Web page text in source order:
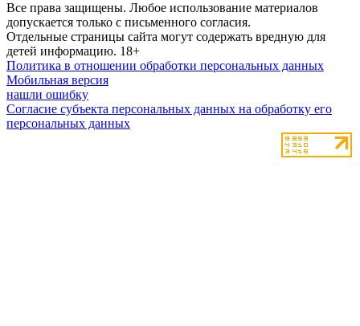
Все права защищены. Любое использование материалов
допускается только с письменного согласия.
Отдельные страницы сайта могут содержать вредную для
детей информацию. 18+
Политика в отношении обработки персональных данных
Мобильная версия
нашли ошибку
Согласие субъекта персональных данных на обработку его
персональных данных